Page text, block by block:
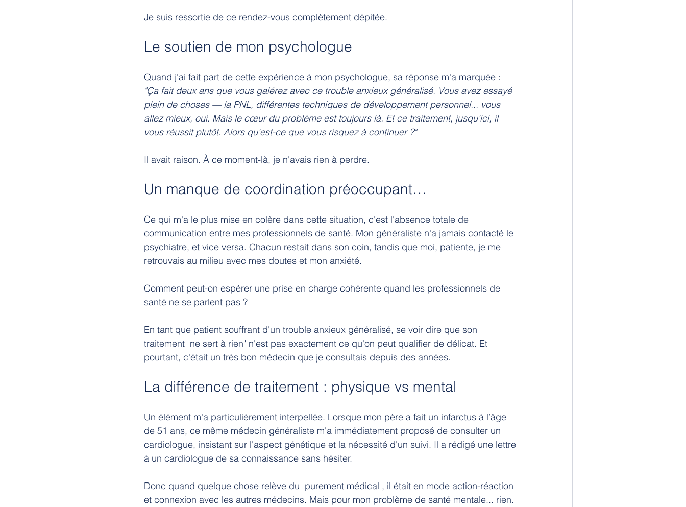
Je suis ressortie de ce rendez-vous complètement dépitée.
Le soutien de mon psychologue
Quand j'ai fait part de cette expérience à mon psychologue, sa réponse m'a marquée :
"Ça fait deux ans que vous galérez avec ce trouble anxieux généralisé. Vous avez essayé
plein de choses — la PNL, différentes techniques de développement personnel... vous
allez mieux, oui. Mais le cœur du problème est toujours là. Et ce traitement, jusqu'ici, il
vous réussit plutôt. Alors qu'est-ce que vous risquez à continuer ?"
Il avait raison. À ce moment-là, je n'avais rien à perdre.
Un manque de coordination préoccupant…
Ce qui m'a le plus mise en colère dans cette situation, c'est l'absence totale de
communication entre mes professionnels de santé. Mon généraliste n'a jamais contacté le
psychiatre, et vice versa. Chacun restait dans son coin, tandis que moi, patiente, je me
retrouvais au milieu avec mes doutes et mon anxiété.
Comment peut-on espérer une prise en charge cohérente quand les professionnels de
santé ne se parlent pas ?
En tant que patient souffrant d'un trouble anxieux généralisé, se voir dire que son
traitement "ne sert à rien" n'est pas exactement ce qu'on peut qualifier de délicat. Et
pourtant, c'était un très bon médecin que je consultais depuis des années.
La différence de traitement : physique vs mental
Un élément m'a particulièrement interpellée. Lorsque mon père a fait un infarctus à l’âge
de 51 ans, ce même médecin généraliste m'a immédiatement proposé de consulter un
cardiologue, insistant sur l'aspect génétique et la nécessité d'un suivi. Il a rédigé une lettre
à un cardiologue de sa connaissance sans hésiter.
Donc quand quelque chose relève du "purement médical", il était en mode action-réaction
et connexion avec les autres médecins. Mais pour mon problème de santé mentale... rien.